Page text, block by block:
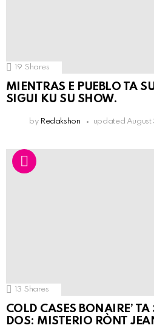
19 Shares
MIENTRAS E PUEBLO TA
SIGUI KU SU SHOW.
by Redakshon updated August
13 Shares
COLD CASES BONAIRE’
DOS: MISTERIO RÒNT